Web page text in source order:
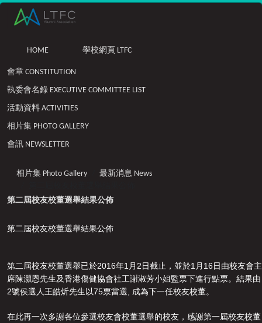
HOME 學校網頁 LTFC
會章 CONSTITUTION
執委會名錄 EXECUTIVE COMMITTEE LIST
活動資料 ACTIVITIES
相片集 PHOTO GALLERY
會訊 NEWSLETTER
相片集 Photo Gallery
最新消息 News
第二屆校友校董選舉結果公佈
第二屆校友校董選舉結果公佈
第二屆校友校董選舉已於2016年1 月 2 日截止 ， 並於1 月 16 日由校友會主
席陳灝恩先生及香港傷健協會社工謝淑芳小姐監票下進行點票。結果由
2號侯選人王皓炘先生以75票當選 成為下一任校友校董。
在此再一次多謝各位參選校友會校董選舉的校友 ， 感謝第一屆校友校董